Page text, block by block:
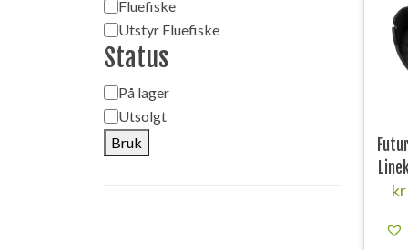
Fluefiske
Utstyr Fluefiske
Status
Status
På lager
Utsolgt
Bruk
kr